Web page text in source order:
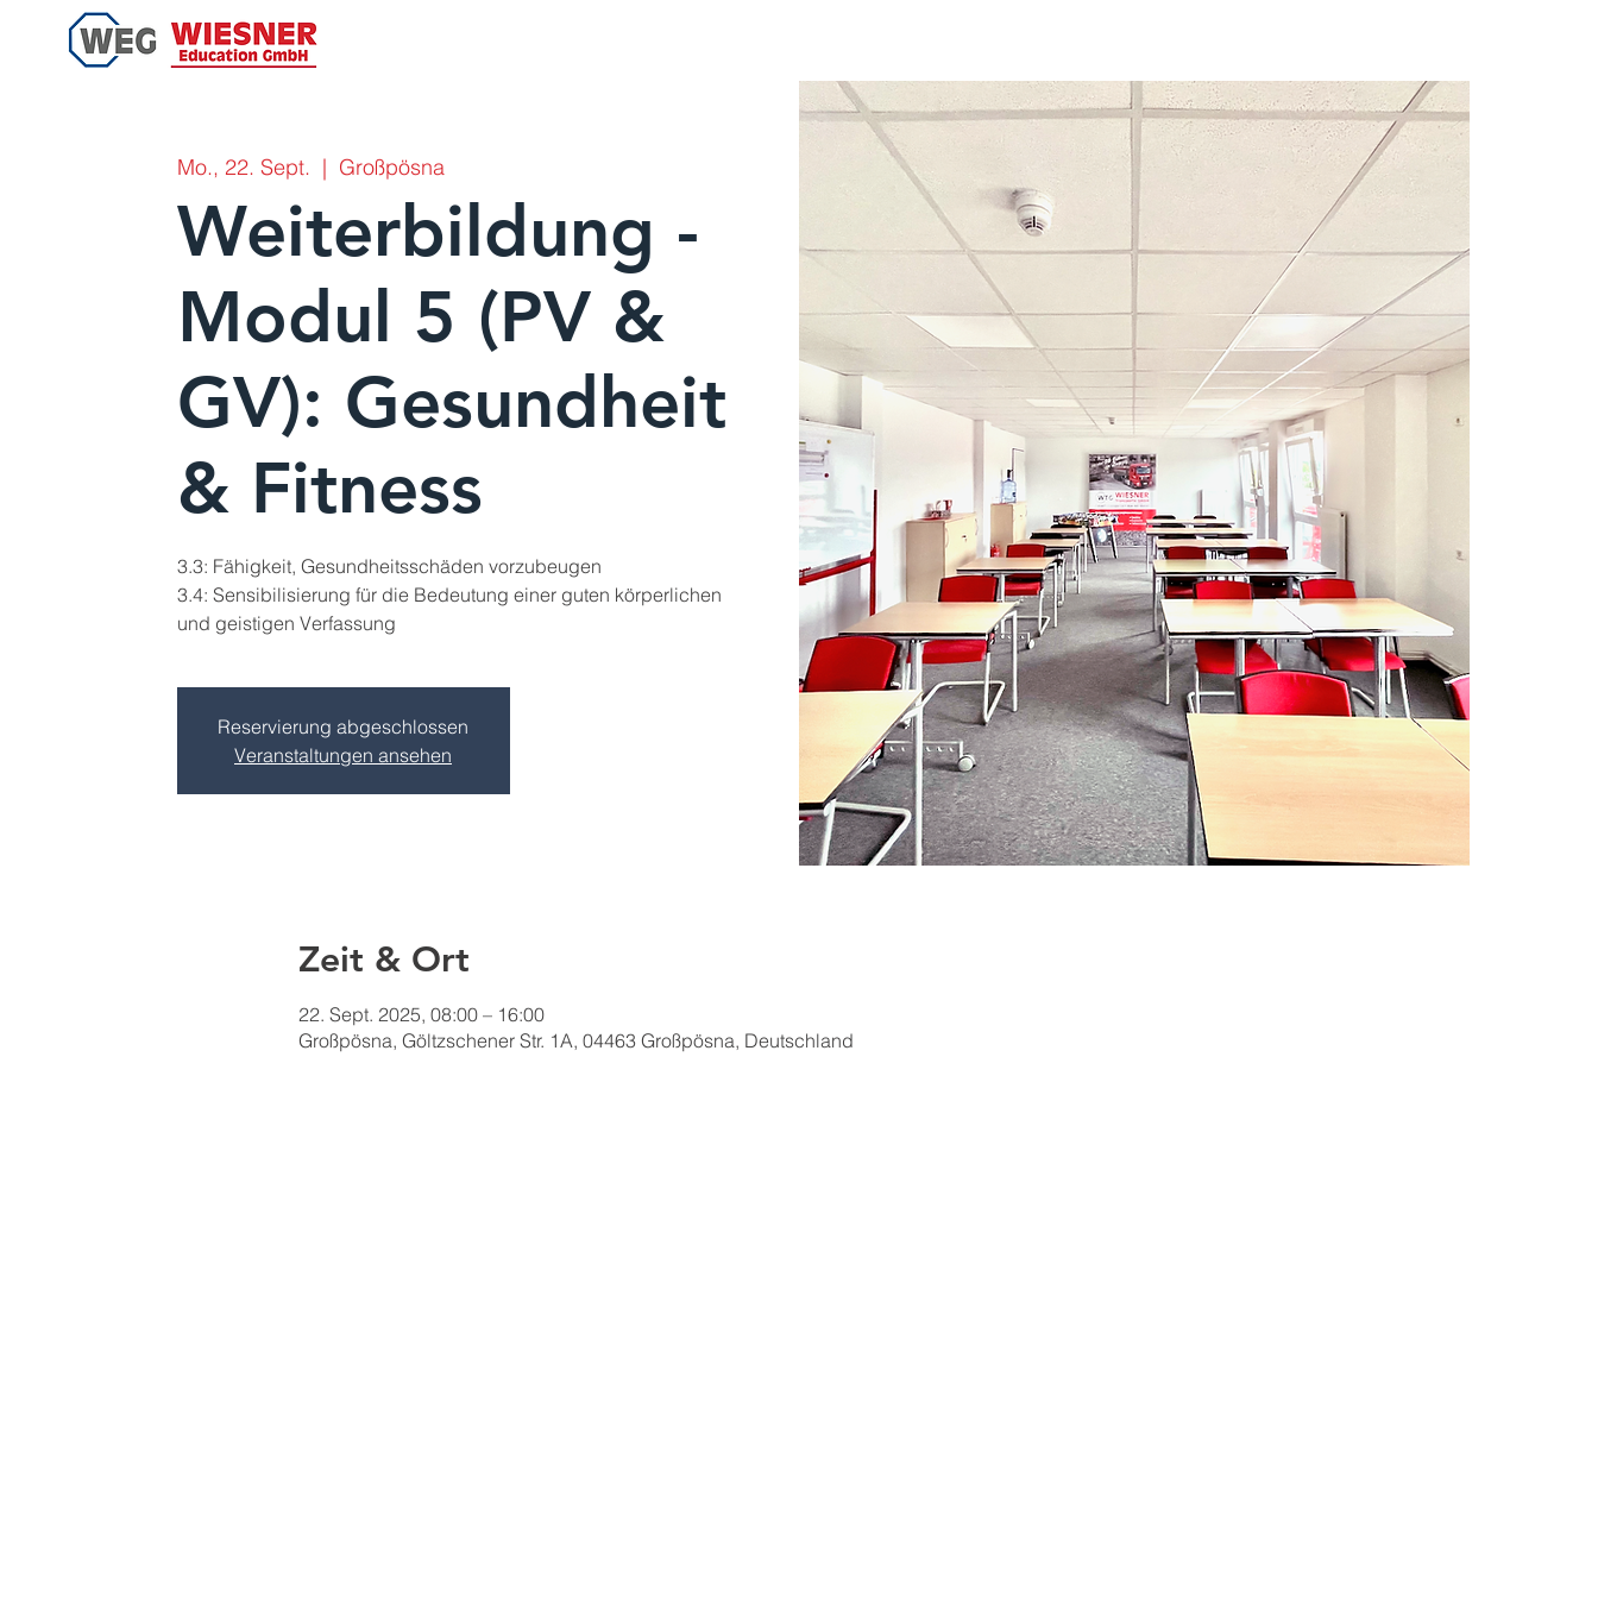
Mo., 22. Sept.
  |
Großpösna
Weiterbildung -
Modul 5 (PV &
GV): Gesundheit
& Fitness
3.3: Fähigkeit, Gesundheitsschäden vorzubeugen
3.4: Sensibilisierung für die Bedeutung einer guten körperlichen
und geistigen Verfassung
Reservierung abgeschlossen
Veranstaltungen ansehen
Zeit & Ort
22. Sept. 2025, 08:00 – 16:00
Großpösna, Göltzschener Str. 1A, 04463 Großpösna, Deutschland